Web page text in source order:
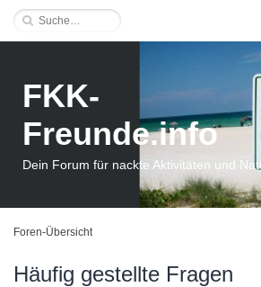
FKK-
Freunde.info
Dein Forum für nackte Aktivitäten und
Foren-Übersicht
Häufig gestellte Fragen